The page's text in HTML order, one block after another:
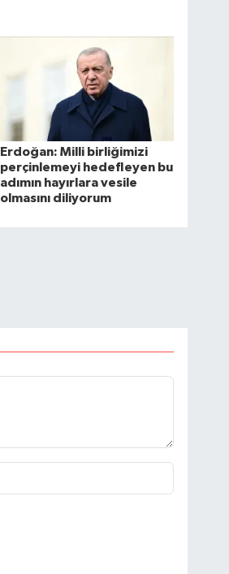
Erdoğan: Milli birliğimizi
perçinlemeyi hedefleyen bu
adımın hayırlara vesile
olmasını diliyorum